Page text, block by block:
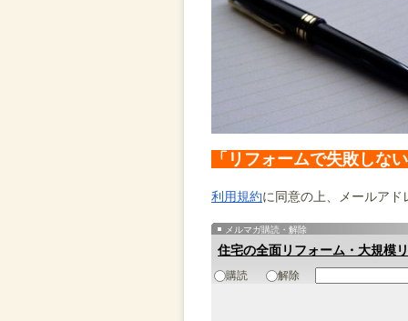
「リフォームで失敗しな
利用規約に同意の上、メールア
メルマガ購読・解除
住宅の全面リフォーム・大規模
購読 解除